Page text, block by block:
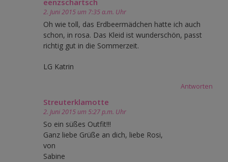
eenzschartsch
2. Juni 2015 um 7:35 a.m. Uhr
Oh wie toll, das Erdbeermädchen hatte ich auch
schon, in rosa. Das Kleid ist wunderschön, passt
richtig gut in die Sommerzeit.
LG Katrin
Antworten
Streuterklamotte
2. Juni 2015 um 5:27 p.m. Uhr
So ein süßes Outfit!!!
Ganz liebe Grüße an dich, liebe Rosi,
von
Sabine